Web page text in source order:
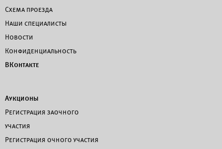
Схема проезда
Наши специалисты
Новости
Конфиденциальность
ВКонтакте
Аукционы
Регистрация заочного
участия
Регистрация очного участия